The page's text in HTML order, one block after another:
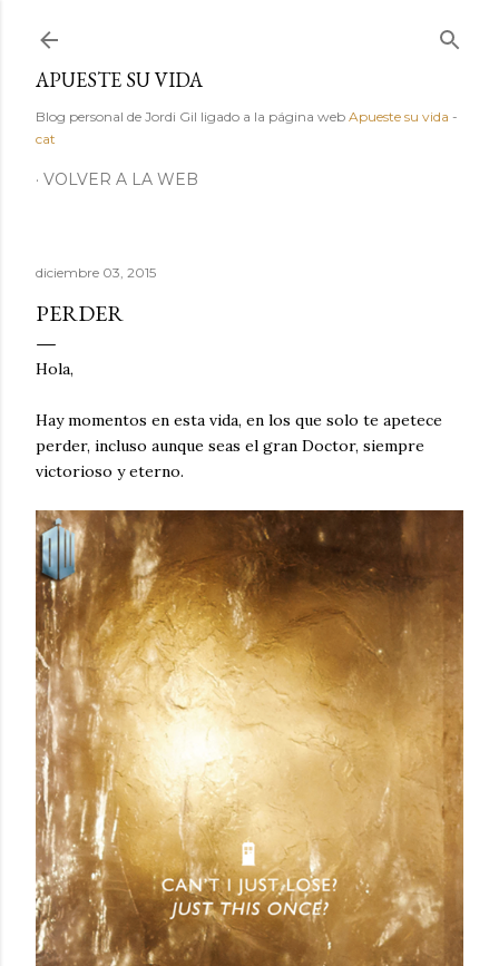
APUESTE SU VIDA
Blog personal de Jordi Gil ligado a la página web Apueste su vida -
cat
VOLVER A LA WEB
diciembre 03, 2015
PERDER
Hola,
Hay momentos en esta vida, en los que solo te apetece
perder, incluso aunque seas el gran Doctor, siempre
victorioso y eterno.